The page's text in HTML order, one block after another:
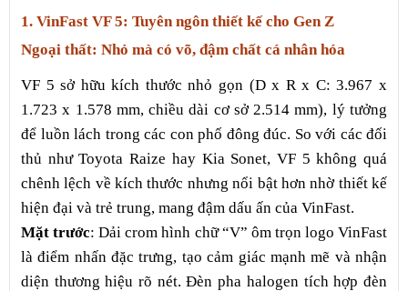
1. VinFast VF 5: Tuyên ngôn thiết kế cho Gen Z
Ngoại thất: Nhỏ mà có võ, đậm chất cá nhân hóa
VF 5 sở hữu kích thước nhỏ gọn (D x R x C: 3.967 x
1.723 x 1.578 mm, chiều dài cơ sở 2.514 mm), lý tưởng
để luồn lách trong các con phố đông đúc. So với các đối
thủ như Toyota Raize hay Kia Sonet, VF 5 không quá
chênh lệch về kích thước nhưng nổi bật hơn nhờ thiết kế
hiện đại và trẻ trung, mang đậm dấu ấn của VinFast.
Mặt trước: Dải crom hình chữ “V” ôm trọn logo VinFast
là điểm nhấn đặc trưng, tạo cảm giác mạnh mẽ và nhận
diện thương hiệu rõ nét. Đèn pha halogen tích hợp đèn